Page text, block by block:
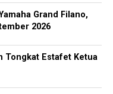
Grand Filano,
2026
Tongkat Estafet Ketua